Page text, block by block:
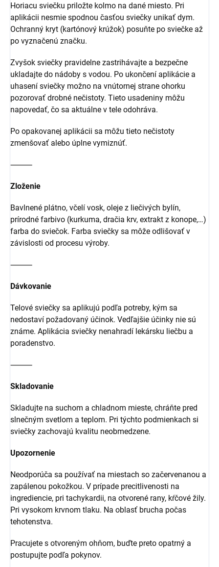
Horiacu sviečku priložte kolmo na dané miesto. Pri
aplikácii nesmie spodnou časťou sviečky unikať dym.
Ochranný kryt (kartónový krúžok) posuňte po sviečke až
po vyznačenú značku.
Zvyšok sviečky pravidelne zastrihávajte a bezpečne
ukladajte do nádoby s vodou. Po ukončení aplikácie a
uhasení sviečky možno na vnútornej strane ohorku
pozorovať drobné nečistoty. Tieto usadeniny môžu
napovedať, čo sa aktuálne v tele odohráva.
Po opakovanej aplikácii sa môžu tieto nečistoty
zmenšovať alebo úplne vymiznúť.
⸻
Zloženie
Bavlnené plátno, včelí vosk, oleje z liečivých bylín,
prírodné farbivo (kurkuma, dračia krv, extrakt z konope,…)
farba do sviečok. Farba sviečky sa môže odlišovať v
závislosti od procesu výroby.
⸻
Dávkovanie
Telové sviečky sa aplikujú podľa potreby, kým sa
nedostaví požadovaný účinok. Vedľajšie účinky nie sú
známe. Aplikácia sviečky nenahradí lekársku liečbu a
poradenstvo.
⸻
Skladovanie
Skladujte na suchom a chladnom mieste, chráňte pred
slnečným svetlom a teplom. Pri týchto podmienkach si
sviečky zachovajú kvalitu neobmedzene.
Upozornenie
Neodporúča sa používať na miestach so začervenanou a
zapálenou pokožkou. V prípade precitlivenosti na
ingrediencie, pri tachykardii, na otvorené rany, kŕčové žily.
Pri vysokom krvnom tlaku. Na oblasť brucha počas
tehotenstva.
Pracujete s otvoreným ohňom, buďte preto opatrný a
postupujte podľa pokynov.